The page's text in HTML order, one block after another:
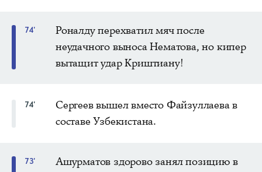
74'
Роналду перехватил мяч после
неудачного выноса Нематова, но кипер
вытащит удар Криштиану!
74'
Сергеев вышел вместо Файзуллаева в
составе Узбекистана.
73'
Ашурматов здорово занял позицию в